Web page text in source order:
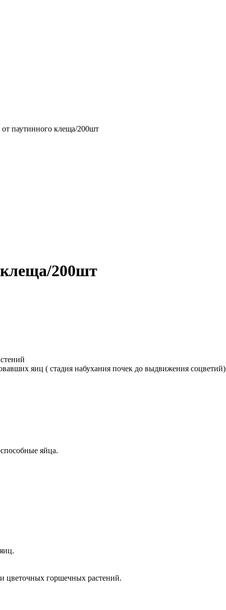
паутинного клеща/200шт
200шт
яиц ( стадия набухания почек до выдвижения соцветий)
яйца.
цветочных горшечных растений.